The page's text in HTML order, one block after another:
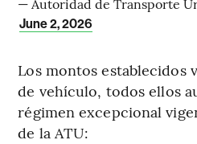
June 2, 2026
Los montos establecidos
de vehículo, todos ellos
régimen excepcional
de la ATU: